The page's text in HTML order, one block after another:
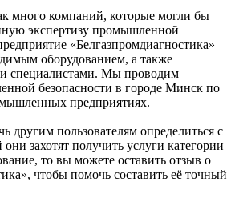
много компаний, которые могли бы
экспертизу промышленной
«Белгазпромдиагностика»
оборудованием, а также
специалистами. Мы проводим
безопасности в городе Минск по
предприятиях.
другим пользователям определиться с
захотят получить услуги категории
то вы можете оставить отзыв о
чтобы помочь составить её точный